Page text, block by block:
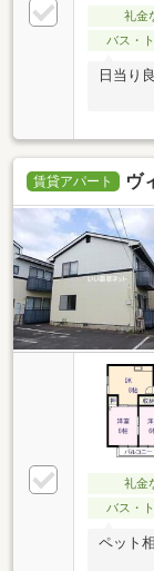
礼金
バス・
日当り
賃貸アパート ヴ
礼金
バス・
ペット